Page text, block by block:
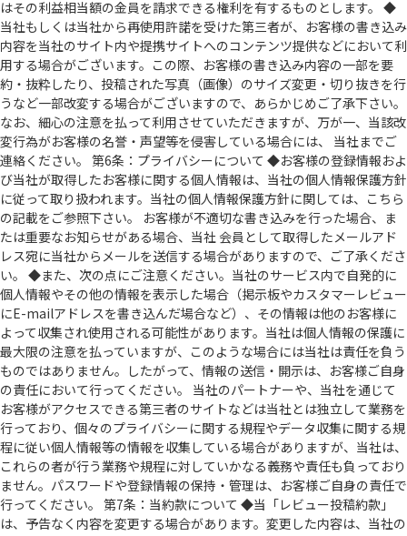
はその利益相当額の金員を請求できる権利を有するものとします。 ◆
当社もしくは当社から再使用許諾を受けた第三者が、お客様の書き込み
内容を当社のサイト内や提携サイトへのコンテンツ提供などにおいて利
用する場合がございます。この際、お客様の書き込み内容の一部を要
約・抜粋したり、投稿された写真（画像）のサイズ変更・切り抜きを行
うなど一部改変する場合がございますので、あらかじめご了承下さい。
なお、細心の注意を払って利用させていただきますが、万が一、当該改
変行為がお客様の名誉・声望等を侵害している場合には、 当社までご
連絡ください。 第6条：プライバシーについて ◆お客様の登録情報およ
び当社が取得したお客様に関する個人情報は、当社の個人情報保護方針
に従って取り扱われます。当社の個人情報保護方針に関しては、こちら
の記載をご参照下さい。 お客様が不適切な書き込みを行った場合、ま
たは重要なお知らせがある場合、当社 会員として取得したメールアド
レス宛に当社からメールを送信する場合がありますので、ご了承くださ
い。 ◆また、次の点にご注意ください。当社のサービス内で自発的に
個人情報やその他の情報を表示した場合（掲示板やカスタマーレビュー
にE-mailアドレスを書き込んだ場合など）、その情報は他のお客様に
よって収集され使用される可能性があります。当社は個人情報の保護に
最大限の注意を払っていますが、このような場合には当社は責任を負う
ものではありません。したがって、情報の送信・開示は、お客様ご自身
の責任において行ってください。 当社のパートナーや、当社を通じて
お客様がアクセスできる第三者のサイトなどは当社とは独立して業務を
行っており、個々のプライバシーに関する規程やデータ収集に関する規
程に従い個人情報等の情報を収集している場合がありますが、当社は、
これらの者が行う業務や規程に対していかなる義務や責任も負っており
ません。パスワードや登録情報の保持・管理は、お客様ご自身の責任で
行ってください。 第7条：当約款について ◆当「レビュー投稿約款」
は、予告なく内容を変更する場合があります。変更した内容は、当社の